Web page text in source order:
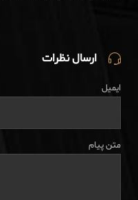
ارسال نظرات
ایمیل
متن پیام